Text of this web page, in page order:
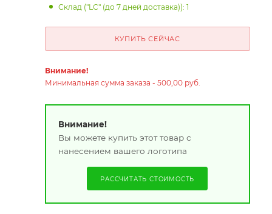
Склад ("LC" (до 7 дней доставка)): 1
КУПИТЬ СЕЙЧАС
Внимание!
Минимальная сумма заказа - 500,00 руб.
Внимание!
Вы можете купить этот товар с
нанесением вашего логотипа
РАССЧИТАТЬ СТОИМОСТЬ